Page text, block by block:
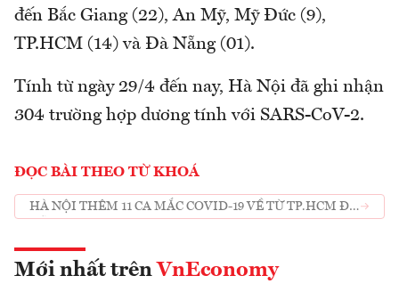
đến Bắc Giang (22), An Mỹ, Mỹ Đức (9),
TP.HCM (14) và Đà Nẵng (01).
Tính từ ngày 29/4 đến nay, Hà Nội đã ghi nhận
304 trường hợp dương tính với SARS-CoV-2.
ĐỌC BÀI THEO TỪ KHOÁ
HÀ NỘI THÊM 11 CA MẮC COVID-19 VỀ TỪ TP.HCM ĐÀ
Mới nhất trên VnEconomy